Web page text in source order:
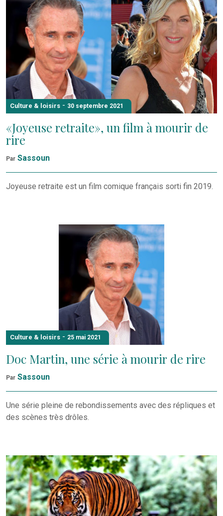
Culture & loisirs - 30 septembre 2021
«Joyeuse retraite», un film à mourir de
rire
Par Sassoun
Joyeuse retraite est un film comique français sorti fin 2019.
Culture & loisirs - 25 mai 2021
Doc Martin, une série à mourir de rire
Par Sassoun
Une série pleine de rebondissements avec des répliques et
des scènes très drôles.